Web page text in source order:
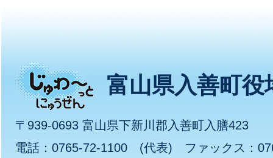
じ
ゅ
わ
富山県入善町役
〒939-0693 富山県下新川郡入善町入膳423
電話：0765-72-1100 (代表) ファックス：